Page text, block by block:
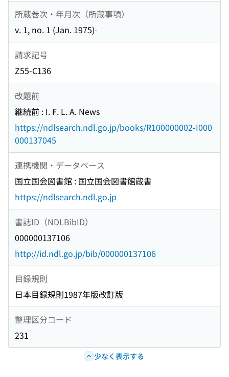
所蔵巻次・年月次（所蔵事項）
v. 1, no. 1 (Jan. 1975)-
請求記号
Z55-C136
改題前
継続前 : I. F. L. A. News
https://ndlsearch.ndl.go.jp/books/R100000002-I000
000137045
連携機関・データベース
国立国会図書館 : 国立国会図書館蔵書
https://ndlsearch.ndl.go.jp
書誌ID（NDLBibID）
000000137106
http://id.ndl.go.jp/bib/000000137106
目録規則
日本目録規則1987年版改訂版
整理区分コード
231
少なく表示する